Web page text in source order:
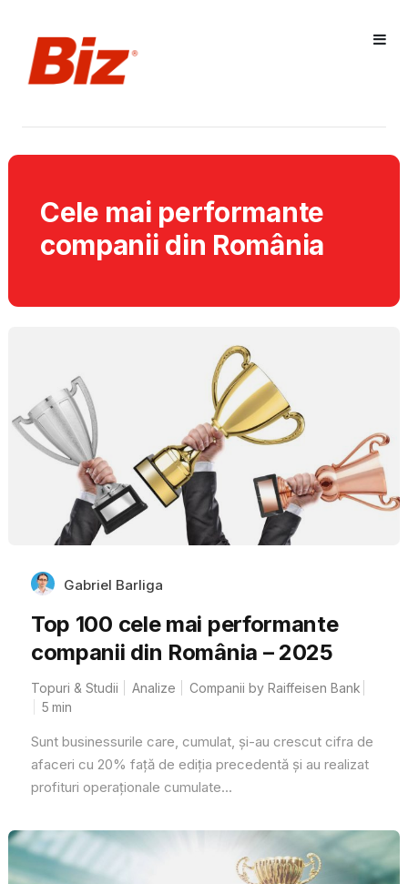
Cele mai performante
companii din România
Gabriel Barliga
Top 100 cele mai performante
companii din România – 2025
Topuri & Studii Analize
Companii by Raiffeisen Bank
5 min
Sunt businessurile care, cumulat, și-au crescut cifra de
afaceri cu 20% față de ediția precedentă și au realizat
profituri operaționale cumulate...